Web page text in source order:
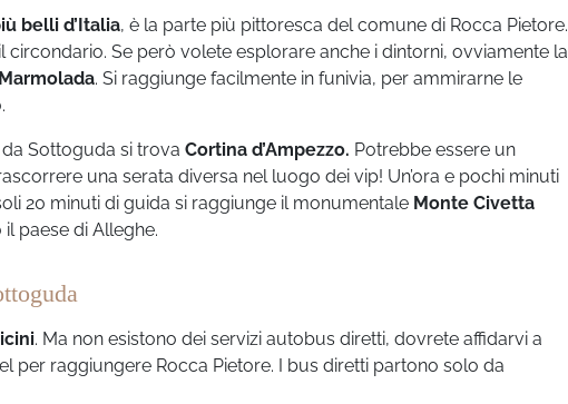
belli d’Italia, è la parte più pittoresca del comune di Rocca Pietore.
circondario. Se però volete esplorare anche i dintorni, ovviamente la
. Si raggiunge facilmente in funivia, per ammirarne le
Sottoguda si trova Cortina d’Ampezzo. Potrebbe essere un
una serata diversa nel luogo dei vip! Un’ora e pochi minuti
20 minuti di guida si raggiunge il monumentale Monte Civetta
paese di Alleghe.
. Ma non esistono dei servizi autobus diretti, dovrete affidarvi a
per raggiungere Rocca Pietore. I bus diretti partono solo da